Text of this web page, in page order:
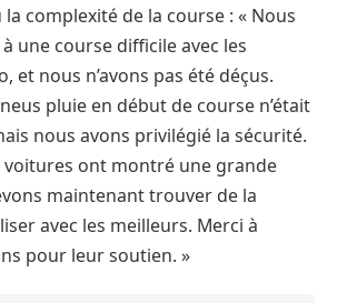
complexité de la course : « Nous
une course difficile avec les
et nous n’avons pas été déçus.
pluie en début de course n’était
nous avons privilégié la sécurité.
ont montré une grande
maintenant trouver de la
avec les meilleurs. Merci à
pour leur soutien. »